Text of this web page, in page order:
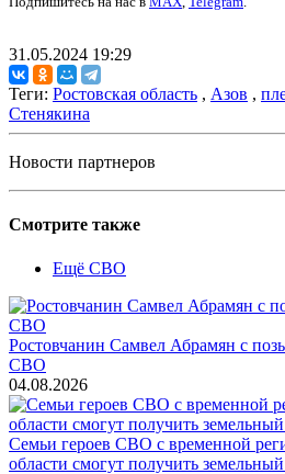
31.05.2024 19:29
Теги: Ростовская область , Азов ,
Стенякина
Новости партнеров
Смотрите также
Ещё СВО
Ростовчанин Самвел Абрамян с
СВО
04.08.2026
Семьи героев СВО с временной
области смогут получить